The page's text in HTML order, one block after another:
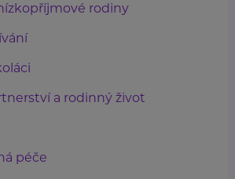
rodiny
a rodinný život
péče